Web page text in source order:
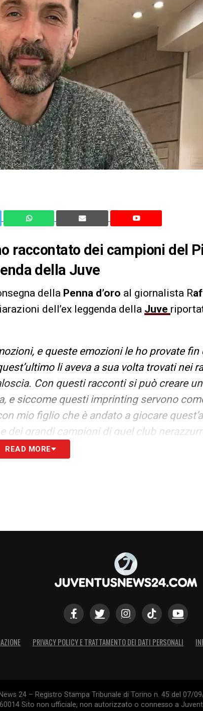
raccontato dei campioni del
della Juve
della Penna d’oro al giornalista R
dell’ex leggenda della Juve
e queste emozioni le ho provate fin
li aveva a sua volta trovati nei
Con questi racconti si può creare un
e siccome questi imprinting servono
mio figlio che è andato a giocare
dei grandi campioni di quel club
READ MORE
PRIVACY POLICY E TRATTAMENTO DEI DATI PERSONALI
24 – Registro Stampa Tribunale di Torino n. 45 del 07/
Sito non ufficiale, non autorizzato o connesso a